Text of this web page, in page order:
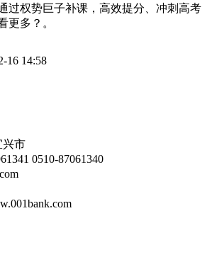
过权势巨子补课，高效提分、冲刺高考
更多？。
16 14:58
兴市
0510-87061340